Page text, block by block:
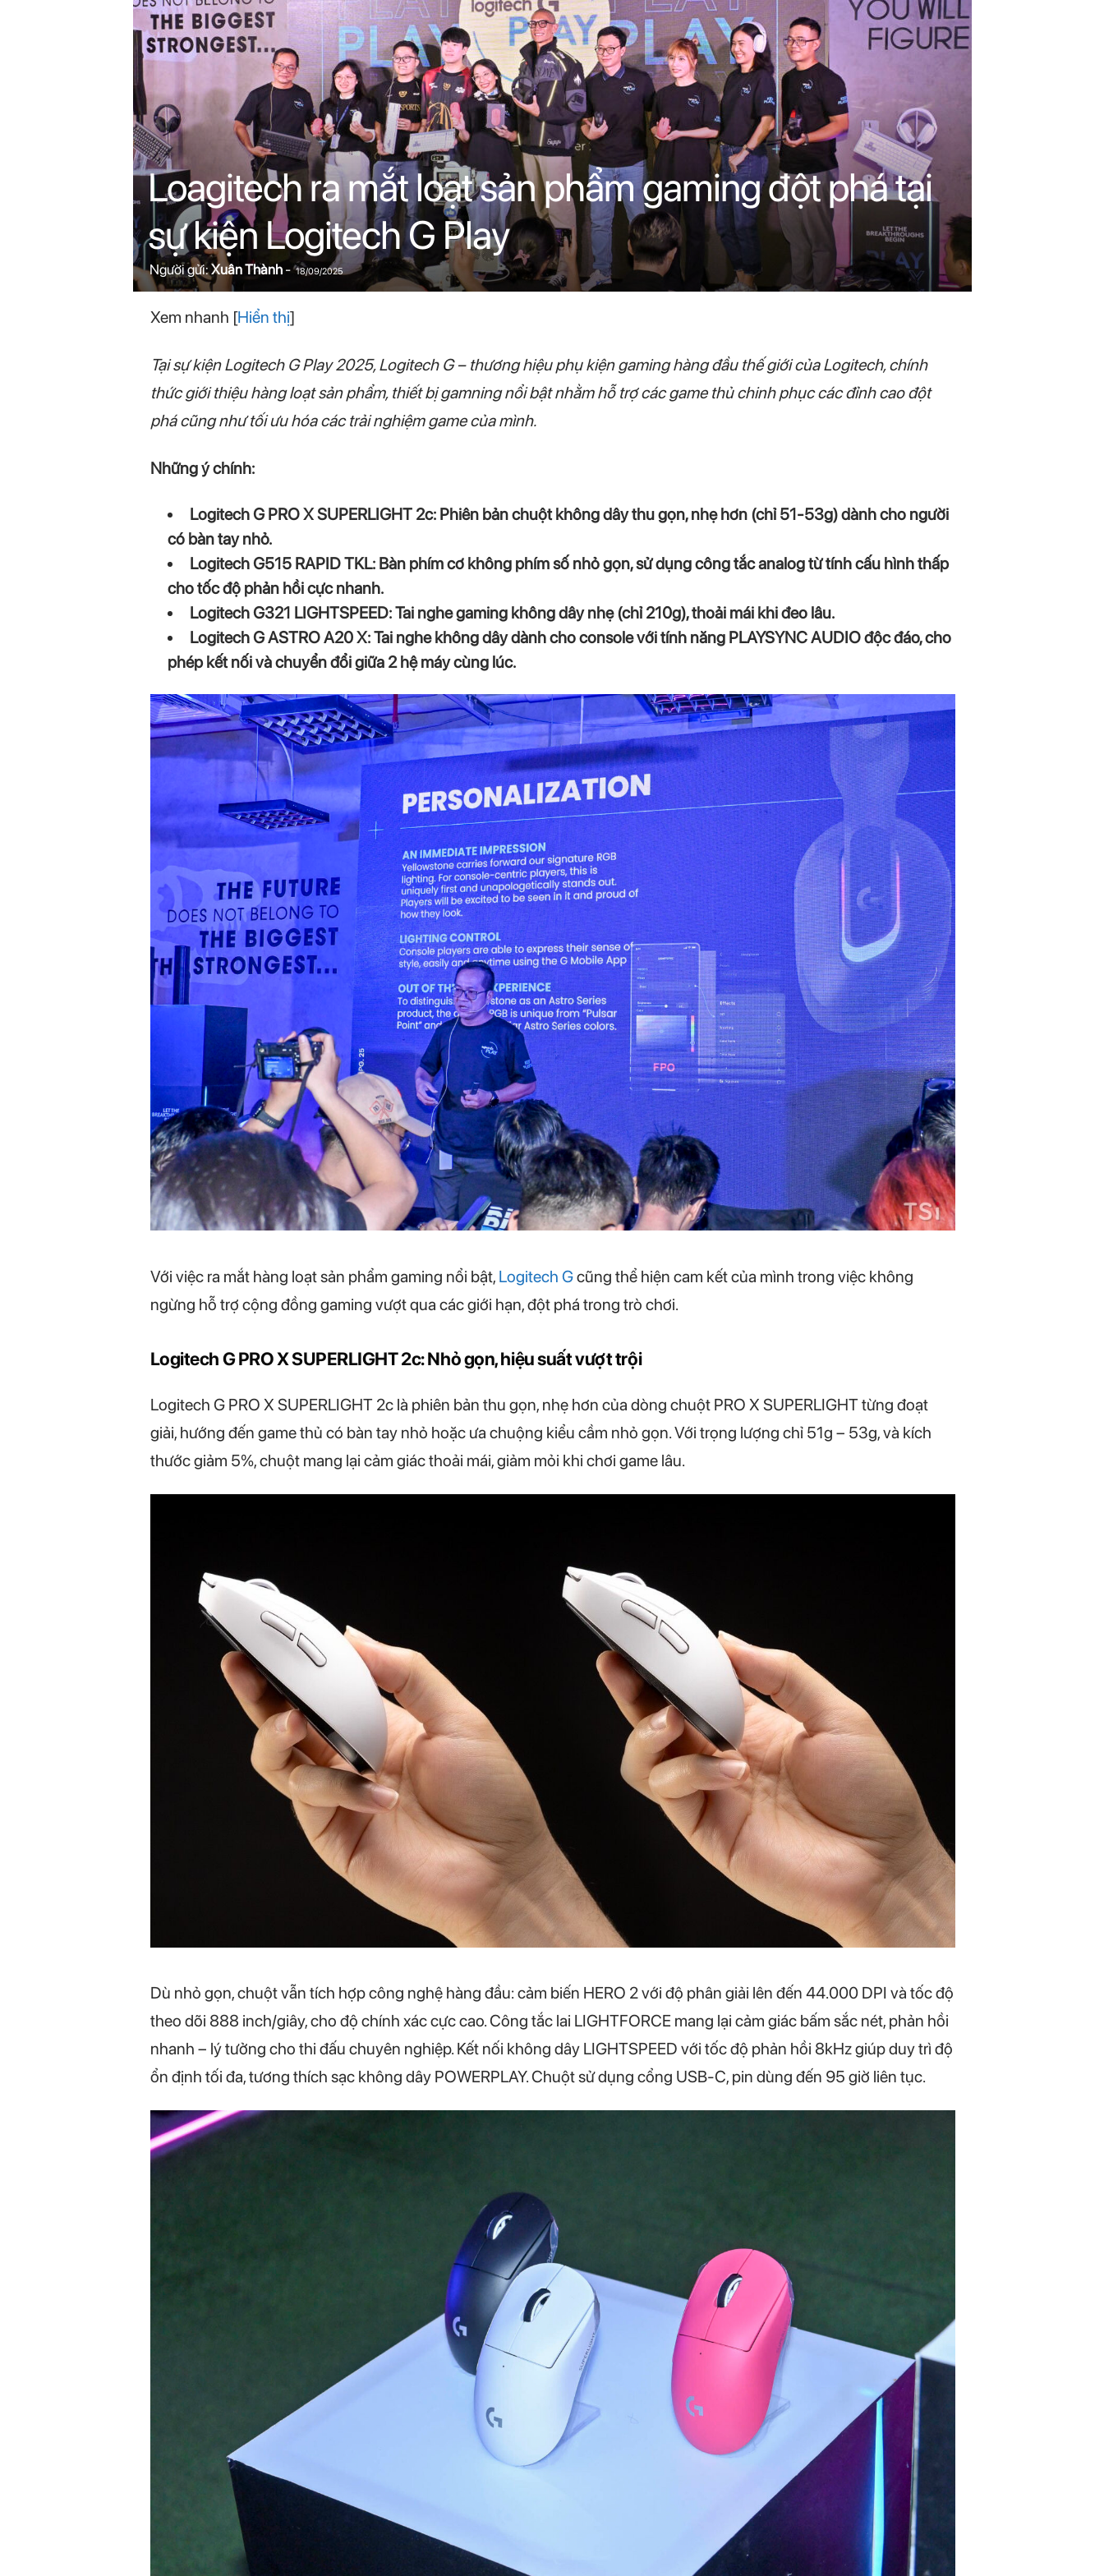
n
i
n
c
o
Loagitech ra mắt loạt sản phẩm gaming đột phá tại
sự kiện Logitech G Play
Người gửi:Xuân Thành- 18/09/2025
Xem nhanh [Hiển thị]
Tại sự kiện Logitech G Play 2025, Logitech G – thương hiệu phụ kiện gaming hàng đầu thế giới của Logitech, chính
thức giới thiệu hàng loạt sản phẩm, thiết bị gamning nổi bật nhằm hỗ trợ các game thủ chinh phục các đỉnh cao đột
phá cũng như tối ưu hóa các trải nghiệm game của mình.
Những ý chính:
Logitech G PRO X SUPERLIGHT 2c: Phiên bản chuột không dây thu gọn, nhẹ hơn (chỉ 51-53g) dành cho người
có bàn tay nhỏ.
Logitech G515 RAPID TKL: Bàn phím cơ không phím số nhỏ gọn, sử dụng công tắc analog từ tính cấu hình thấp
cho tốc độ phản hồi cực nhanh.
Logitech G321 LIGHTSPEED: Tai nghe gaming không dây nhẹ (chỉ 210g), thoải mái khi đeo lâu.
Logitech G ASTRO A20 X: Tai nghe không dây dành cho console với tính năng PLAYSYNC AUDIO độc đáo, cho
phép kết nối và chuyển đổi giữa 2 hệ máy cùng lúc.
Với việc ra mắt hàng loạt sản phẩm gaming nổi bật, Logitech Gcũng thể hiện cam kết của mình trong việc không
ngừng hỗ trợ cộng đồng gaming vượt qua các giới hạn, đột phá trong trò chơi.
Logitech G PRO X SUPERLIGHT 2c: Nhỏ gọn, hiệu suất vượt trội
Logitech G PRO X SUPERLIGHT 2c là phiên bản thu gọn, nhẹ hơn của dòng chuột PRO X SUPERLIGHT từng đoạt
giải, hướng đến game thủ có bàn tay nhỏ hoặc ưa chuộng kiểu cầm nhỏ gọn. Với trọng lượng chỉ 51g – 53g, và kích
thước giảm 5%, chuột mang lại cảm giác thoải mái, giảm mỏi khi chơi game lâu.
Dù nhỏ gọn, chuột vẫn tích hợp công nghệ hàng đầu: cảm biến HERO 2 với độ phân giải lên đến 44.000 DPI và tốc độ
theo dõi 888 inch/giây, cho độ chính xác cực cao. Công tắc lai LIGHTFORCE mang lại cảm giác bấm sắc nét, phản hồi
nhanh – lý tưởng cho thi đấu chuyên nghiệp. Kết nối không dây LIGHTSPEED với tốc độ phản hồi 8kHz giúp duy trì độ
ổn định tối đa, tương thích sạc không dây POWERPLAY. Chuột sử dụng cổng USB-C, pin dùng đến 95 giờ liên tục.